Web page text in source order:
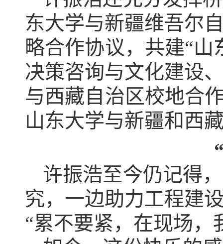
东大学与新疆维吾尔
略合作协议，共建“
决策咨询与文化建设
与西藏自治区校地合
山东大学与新疆和西
许振浩至今仍记得
究，一边助力工程建
“累不要紧，在现场，